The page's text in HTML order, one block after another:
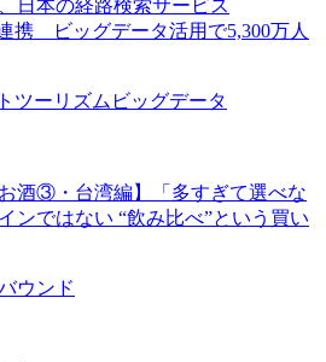
日本の経路検索サービス
携 ビッグデータ活用で5,300万人
ツーリズム ビッグデータ
お酒③・台湾編】「多すぎて選べな
ンではない “飲み比べ”という買い
ウンド